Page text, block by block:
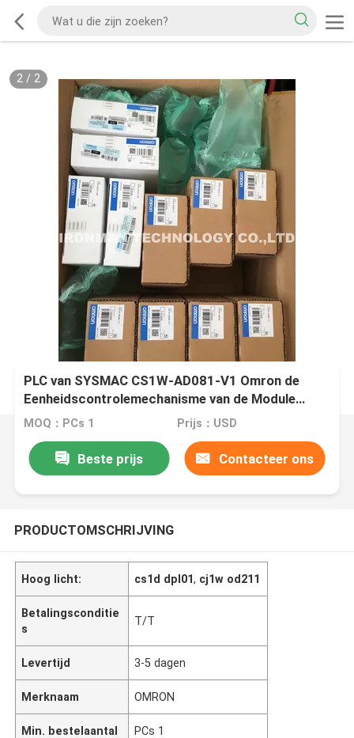
2/ 2
PLC van SYSMAC CS1W-AD081-V1 Omron de
Eenheidscontrolemechanisme van de Module
Analoog Input A/D
MOQ：PCs 1 Prijs：USD
Beste prijs Contacteer ons
PRODUCTOMSCHRIJVING
Hoog licht: cs1d dpl01, cj1w od211
Betalingsconditie
s
T/T
Levertijd 3-5 dagen
Merknaam OMRON
Min. bestelaantal PCs 1